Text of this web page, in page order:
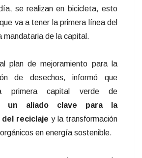
se realizan en bicicleta, esto
va a tener la primera línea del
mandataria de la capital.
plan de mejoramiento para la
de desechos, informó que
primera capital verde de
un aliado clave para la
reciclaje y la transformación
en energía sostenible.